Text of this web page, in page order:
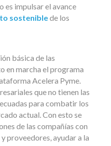
es impulsar el avance
sosteniblede los
básica de las
en marcha el programa
Acelera Pyme.
que no tienen las
para combatir los
actual. Con esto se
de las compañías con
proveedores, ayudar a la